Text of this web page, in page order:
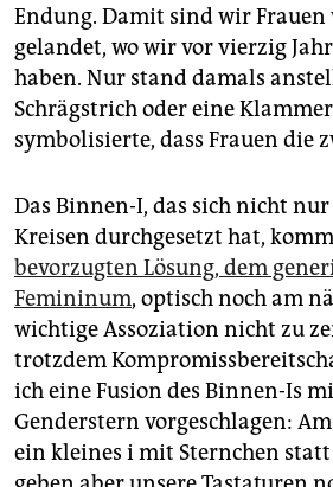
Endung. Damit sind wir Frauen
gelandet, wo wir vor vierzig
haben. Nur stand damals
Schrägstrich oder eine
symbolisierte, dass Frauen die
Das Binnen-I, das sich nicht
Kreisen durchgesetzt hat,
bevorzugten Lösung, dem
Femininum, optisch noch am
wichtige Assoziation nicht zu
trotzdem
ich eine Fusion des Binnen-Is
Genderstern vorgeschlagen:
ein kleines i mit Sternchen statt